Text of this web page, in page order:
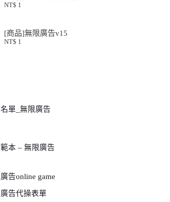
NT$ 1
[商品]無限廣告v15
NT$ 1
單_無限廣告
本 – 無限廣告
告online game
告代操表單